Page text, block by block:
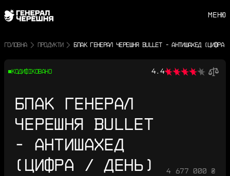
МЕНЮ
ГОЛОВНА ПРОДУКТИ БПАК ГЕНЕРАЛ ЧЕРЕШНЯ BULLET - АНТИШАХЕД (ЦИФРА
КОДИФІКОВАНО 4.4
БПАК ГЕНЕРАЛ
ЧЕРЕШНЯ BULLET
- АНТИШАХЕД
(ЦИФРА / ДЕНЬ)
4 677 000 ₴